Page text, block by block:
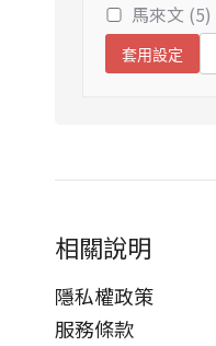
馬來文 (5)
套用設定
相關說明
隱私權政策
服務條款